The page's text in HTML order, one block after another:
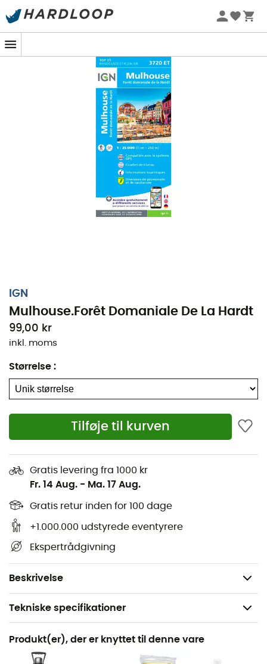
IGN
Mulhouse.Forêt Domaniale De La Hardt
99,00 kr
inkl. moms
Størrelse :
Tilføje til kurven
Gratis levering fra 1000 kr
Fr. 14 Aug. - Ma. 17 Aug.
Gratis retur inden for 100 dage
+1.000.000 udstyrede eventyrere
Ekspertrådgivning
Beskrivelse
Uanset om det er for et par kilometer eller en lang
forberede og opleve dit eventyr. Denne detaljerede nan
(målestok 1:25.000) indeholder alle nødvendige detaljer
for at navigere på stier og veje i Mulhouse.Forêt
Domaniale De La Hardt og opdage dens mange
rigdomme: terræn, vandløb, refugier og andre
bemærkelsesværdige steder... Ud over din stedsans er
dette IGN-vandrekort derfor, efter vores mening,
uundværligt i din rygsæk og i dine hænder!
Tekniske specifikationer
Anbefales til
Vandreture / Trekking / Rejse
Produkt(er), der er knyttet til denne vare